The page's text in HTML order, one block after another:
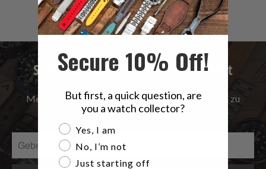
gesamt
Bewertungen
$9.99
Seien Sie der Erste, der es erfährt
Melden Sie sich an, um die neuesten Informationen zu
Verkäufen | Neuerscheinungen & mehr …
Secure 10% Off!
But first, a quick question, are
you a watch collector?
Are you a watch collector?
Yes, I am
No, I’m not
Just starting off